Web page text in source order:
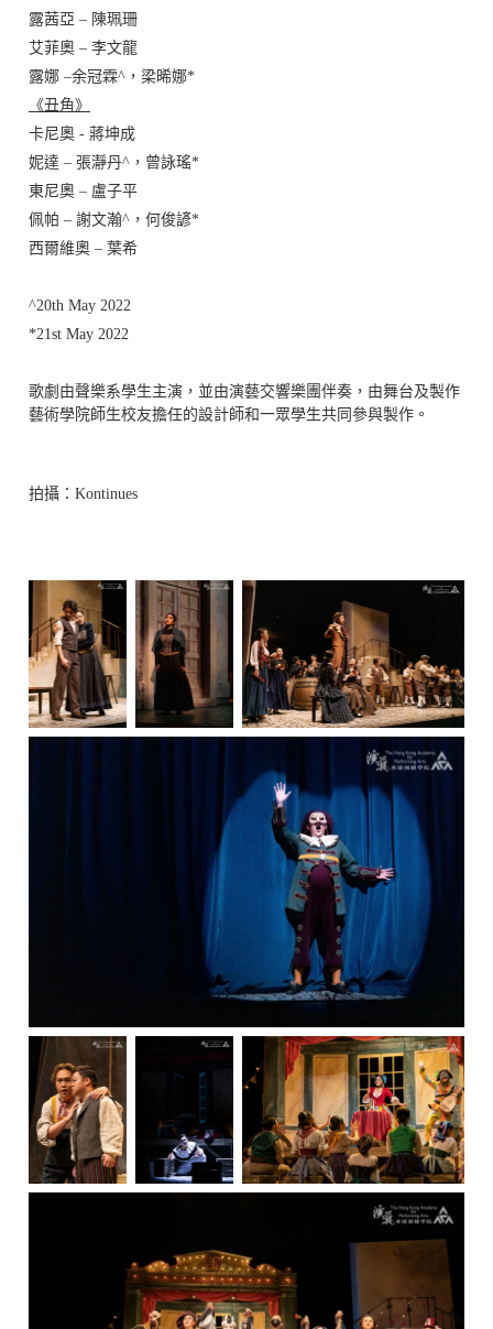
露茜亞 – 陳珮珊
艾菲奧 – 李文龍
露娜 –余冠霖^， 梁晞娜*
《丑角》
卡尼奧 - 蔣坤成
妮達 – 張瀞丹^，曾詠瑤*
東尼奧 – 盧子平
佩帕 – 謝文瀚^，何俊諺*
西爾維奧 – 葉希
^20th May 2022
*21st May 2022
歌劇由聲樂系學生主演，並由演藝交響樂團伴奏，由舞台及製作
藝術學院師生校友擔任的設計師和一眾學生共同參與製作。
拍攝： Kontinues